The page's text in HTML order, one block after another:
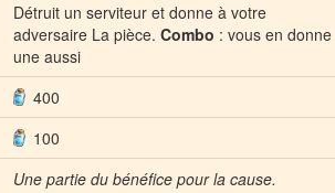
Détruit un serviteur et donne à votre
adversaire La pièce. Combo : vous en donne
une aussi
400
100
Une partie du bénéfice pour la cause.